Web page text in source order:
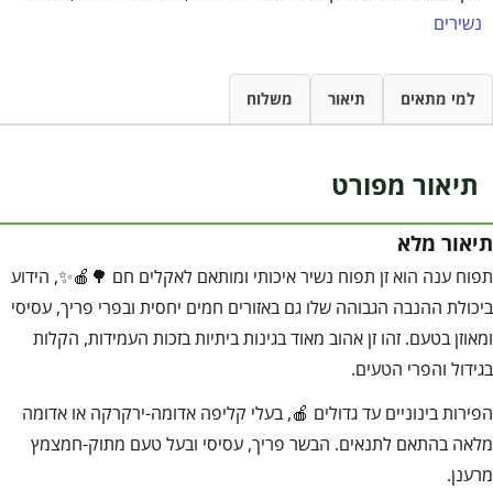
נשירים
למי מתאים תיאור משלוח
תיאור מפורט
תיאור מלא
תפוח ענה הוא זן תפוח נשיר איכותי ומותאם לאקלים חם 🌳🍎✨, הידוע
ביכולת ההנבה הגבוהה שלו גם באזורים חמים יחסית ובפרי פריך, עסיסי
ומאוזן בטעם. זהו זן אהוב מאוד בגינות ביתיות בזכות העמידות, הקלות
בגידול והפרי הטעים.
הפירות בינוניים עד גדולים 🍎, בעלי קליפה אדומה-ירקרקה או אדומה
מלאה בהתאם לתנאים. הבשר פריך, עסיסי ובעל טעם מתוק-חמצמץ
מרענן.